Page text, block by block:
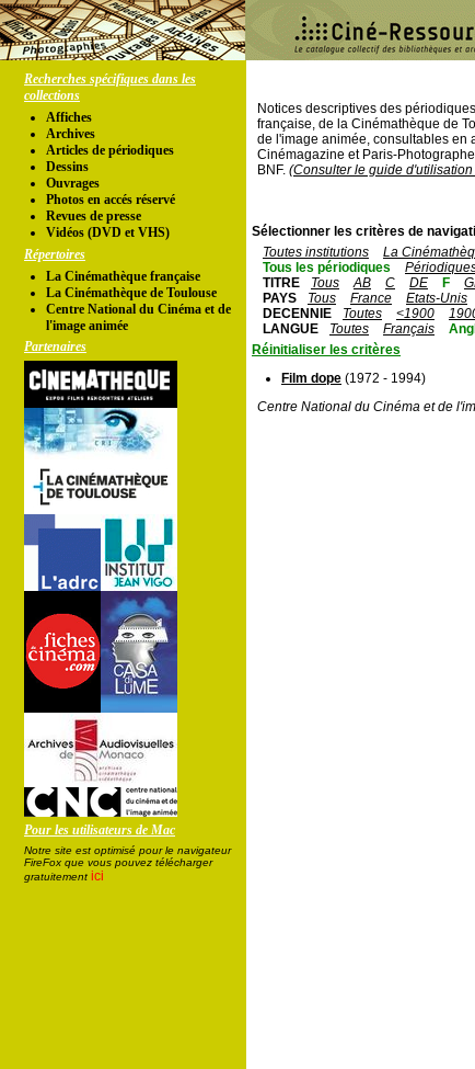
Recherches spécifiques dans les
collections
Affiches
Archives
Articles de périodiques
Dessins
Ouvrages
Photos en accés réservé
Revues de presse
Vidéos (DVD et VHS)
Répertoires
La Cinémathèque française
La Cinémathèque de Toulouse
Centre National du Cinéma et de
l'image animée
Partenaires
Pour les utilisateurs de Mac
Notre site est optimisé pour le navigateur
FireFox que vous pouvez télécharger
gratuitement ici
Notices descriptives des
française, de la Cinémathèque de
de l'image animée, consultables en
Cinémagazine et Paris-
BNF. (Consulter le guide
Sélectionner les critères de
Toutes institutions
La
Tous les périodiques
TITRE
Tous AB C DE F
PAYS
Tous France Etats-Unis
DECENNIE
Toutes <1900
LANGUE
Toutes Français
Réinitialiser les critères
Film dope (1972 - 1994)
Centre National du Cinéma et de